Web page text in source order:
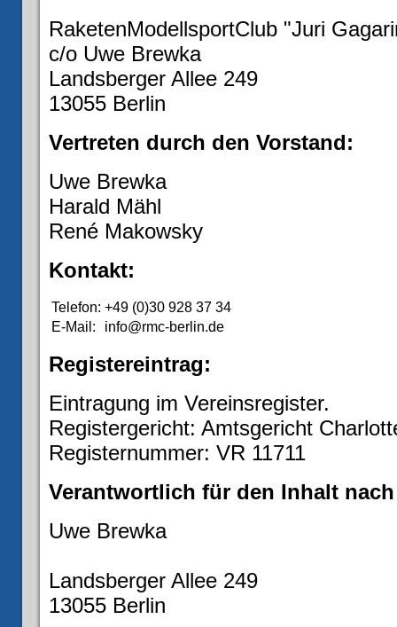
RaketenModellsportClub "Juri
c/o Uwe Brewka
Landsberger Allee 249
13055 Berlin
Vertreten durch den Vorstand:
Uwe Brewka
Harald Mähl
René Makowsky
Kontakt:
Telefon: +49 (0)30 928 37 34
E-Mail:
info@rmc-berlin.de
Registereintrag:
Eintragung im Vereinsregister.
Registergericht: Amtsgericht
Registernummer: VR 11711
Verantwortlich für den Inhalt nach
Uwe Brewka
Landsberger Allee 249
13055 Berlin